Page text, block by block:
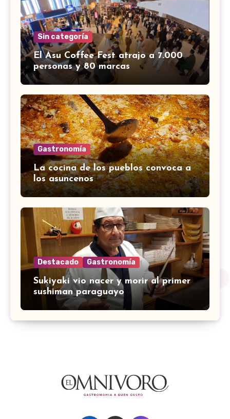
Sin categoría
El Asu Coffee Fest atrajo a 7.000
personas y 80 marcas
Gastronomía
La cocina de los pueblos convoca a
los asuncenos
Destacado Gastronomía
Sukiyaki vio nacer y morir al primer
sushiman paraguayo